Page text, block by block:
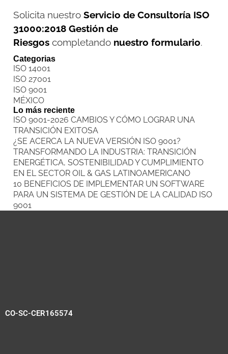
Solicita nuestroServicio de Consultoría ISO
31000:2018 Gestión de
Riesgos completando nuestro formulario.
Categorias
ISO 14001
ISO 27001
ISO 9001
MÉXICO
Lo más reciente
ISO 9001-2026 CAMBIOS Y CÓMO LOGRAR UNA
TRANSICIÓN EXITOSA
¿SE ACERCA LA NUEVA VERSIÓN ISO 9001?
TRANSFORMANDO LA INDUSTRIA: TRANSICIÓN
ENERGÉTICA, SOSTENIBILIDAD Y CUMPLIMIENTO
EN EL SECTOR OIL & GAS LATINOAMERICANO
10 BENEFICIOS DE IMPLEMENTAR UN SOFTWARE
PARA UN SISTEMA DE GESTIÓN DE LA CALIDAD ISO
9001
CO-SC-CER165574